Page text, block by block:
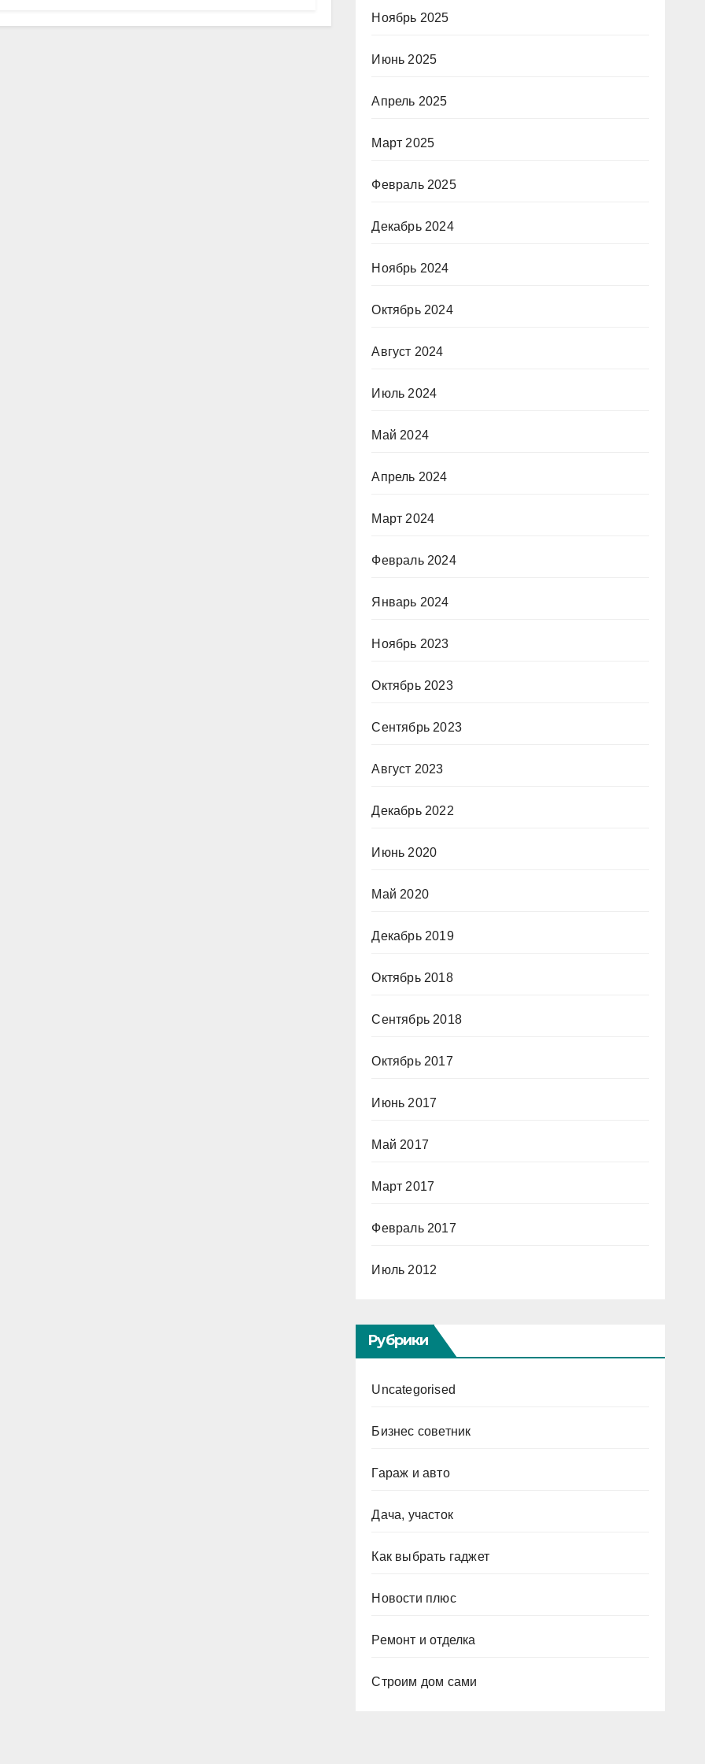
Ноябрь 2025
Июнь 2025
Апрель 2025
Март 2025
Февраль 2025
Декабрь 2024
Ноябрь 2024
Октябрь 2024
Август 2024
Июль 2024
Май 2024
Апрель 2024
Март 2024
Февраль 2024
Январь 2024
Ноябрь 2023
Октябрь 2023
Сентябрь 2023
Август 2023
Декабрь 2022
Июнь 2020
Май 2020
Декабрь 2019
Октябрь 2018
Сентябрь 2018
Октябрь 2017
Июнь 2017
Май 2017
Март 2017
Февраль 2017
Июль 2012
Рубрики
Uncategorised
Бизнес советник
Гараж и авто
Дача, участок
Как выбрать гаджет
Новости плюс
Ремонт и отделка
Строим дом сами